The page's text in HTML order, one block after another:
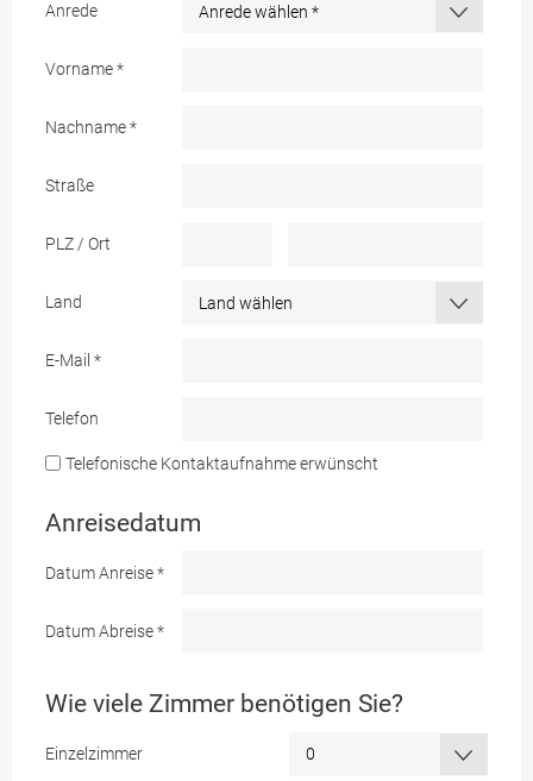
Anrede
Vorname*
Nachname*
Straße
PLZ / Ort
Land
E-Mail *
Telefon
Telefonische Kontaktaufnahme erwünscht
Anreisedatum
Datum Anreise*
Datum Abreise*
Wie viele Zimmer benötigen Sie?
Einzelzimmer